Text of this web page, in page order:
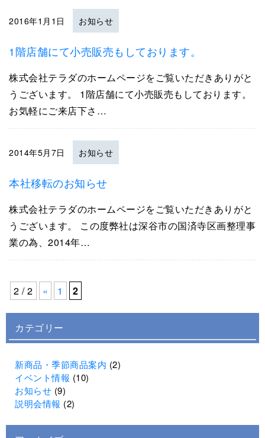
2016年1月1日 お知らせ
1階店舗にて小売販売もしております。
株式会社テラダのホームページをご覧いただきありがと
うございます。 1階店舗にて小売販売もしております。
お気軽にご来店下さ…
2014年5月7日 お知らせ
本社移転のお知らせ
株式会社テラダのホームページをご覧いただきありがと
うございます。 この度弊社は深谷市の国済寺区画整理事
業の為、2014年…
2 / 2 « 1 2
カテゴリー
新商品・季節商品案内 (2)
イベント情報 (10)
お知らせ (9)
説明会情報 (2)